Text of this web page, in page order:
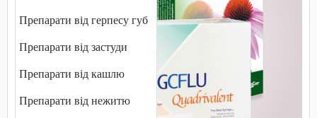
Препарати від герпесу губ
Препарати від застуди
Препарати від кашлю
Препарати від нежитю